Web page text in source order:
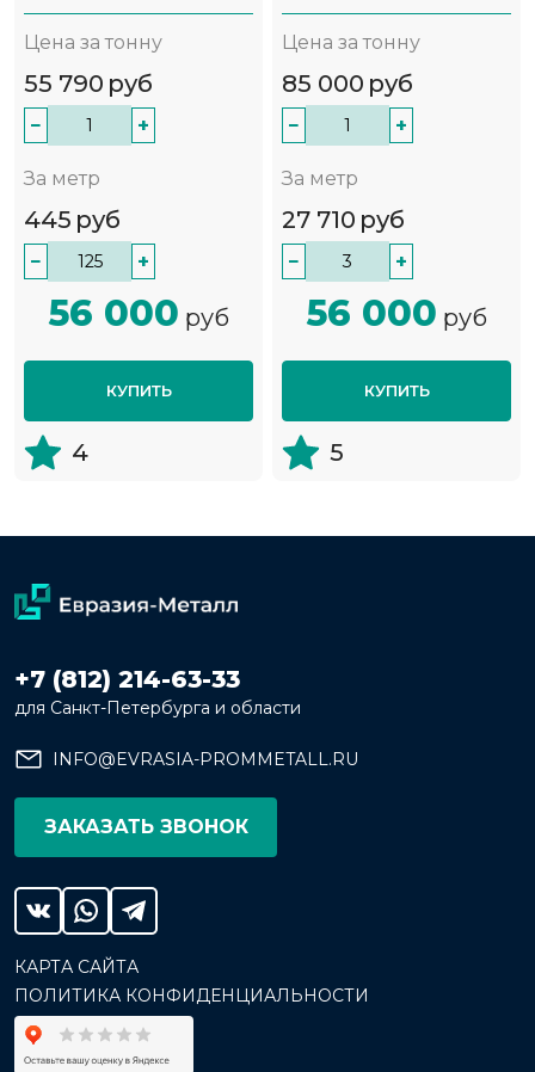
Цена за тонну
55 790 руб
− +
За метр
445 руб
− +
56 000 руб
КУПИТЬ
4
Цена за тонну
85 000 руб
− +
За метр
27 710 руб
− +
56 000 руб
КУПИТЬ
5
+7 (812) 214-63-33
для Санкт-Петербурга и области
INFO@EVRASIA-PROMMETALL.RU
ЗАКАЗАТЬ ЗВОНОК
КАРТА САЙТА
ПОЛИТИКА КОНФИДЕНЦИАЛЬНОСТИ